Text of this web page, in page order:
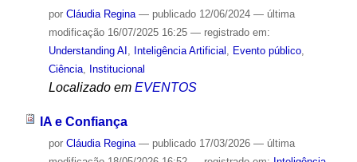
por Cláudia Regina — publicado12/06/2024 — última
modificação16/07/2025 16:25 — registrado em:
Understanding AI
Inteligência Artificial Evento público,
Ciência, Institucional
Localizado em EVENTOS
IA e Confiança
por Cláudia Regina — publicado17/03/2026 — última